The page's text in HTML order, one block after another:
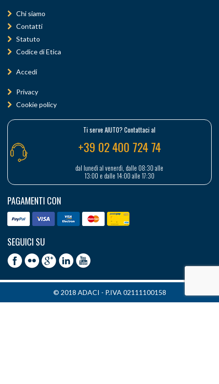
Chi siamo
Contatti
Statuto
Codice di Etica
Accedi
Privacy
Cookie policy
Ti serve AIUTO? Contattaci al
+39 02 400 724 74
dal lunedì al venerdì, dalle 08:30 alle
13:00 e dalle 14:00 alle 17:30
PAGAMENTI CON
SEGUICI SU
© 2018 ADACI - P.IVA 02111100158